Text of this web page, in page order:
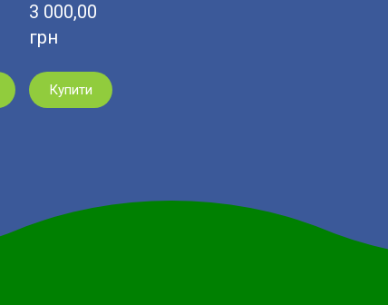
3 000,00
грн
Купити